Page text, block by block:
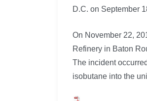
D.C. on September
On November 22,
Refinery in Baton
The incident
isobutane into the